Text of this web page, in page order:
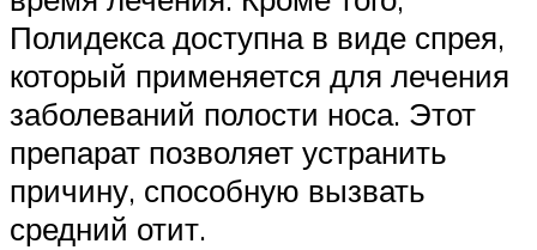
Полидекса доступна в виде спрея,
который применяется для лечения
заболеваний полости носа. Этот
препарат позволяет устранить
причину, способную вызвать
средний отит.